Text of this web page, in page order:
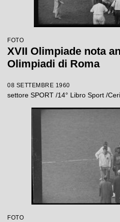
FOTO
XVII Olimpiade nota
Olimpiadi di Roma
08 SETTEMBRE 1960
settore SPORT /14° Libro Sport /
FOTO